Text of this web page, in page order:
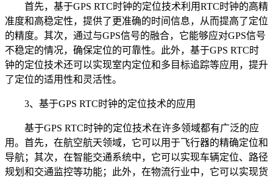
首先，基于GPS RTC时钟的定位技术利用RTC时钟的高精
准度和高稳定性，提供了更准确的时间信息，从而提高了定位
的精度。其次，通过与GPS信号的融合，它能够应对GPS信号
不稳定的情况，确保定位的可靠性。此外，基于GPS RTC时
钟的定位技术还可以实现室内定位和多目标追踪等应用，提升
了定位的适用性和灵活性。
3、基于GPS RTC时钟的定位技术的应用
基于GPS RTC时钟的定位技术在许多领域都有广泛的应
用。首先，在航空航天领域，它可以用于飞行器的精确定位和
导航；其次，在智能交通系统中，它可以实现车辆定位、路径
规划和交通监控等功能；此外，在物流行业中，它可以实现货